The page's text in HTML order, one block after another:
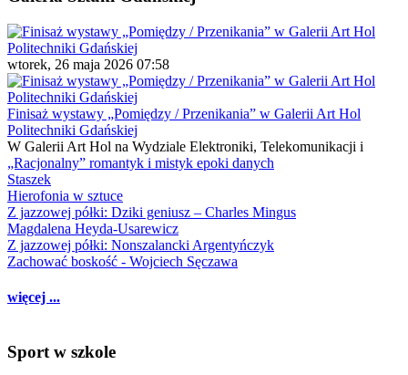
wtorek, 26 maja 2026 07:58
Finisaż wystawy „Pomiędzy / Przenikania” w Galerii Art Hol
Politechniki Gdańskiej
W Galerii Art Hol na Wydziale Elektroniki, Telekomunikacji i
„Racjonalny” romantyk i mistyk epoki danych
Staszek
Hierofonia w sztuce
Z jazzowej półki: Dziki geniusz – Charles Mingus
Magdalena Heyda-Usarewicz
Z jazzowej półki: Nonszalancki Argentyńczyk
Zachować boskość - Wojciech Sęczawa
więcej ...
Sport w szkole